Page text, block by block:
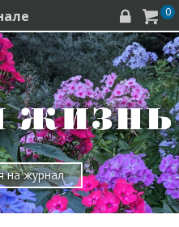
  0
на журнал